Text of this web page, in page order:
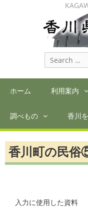
Search
for:
ホーム 利用案内
調べもの 香川
香川町の民
入力に使用した資料